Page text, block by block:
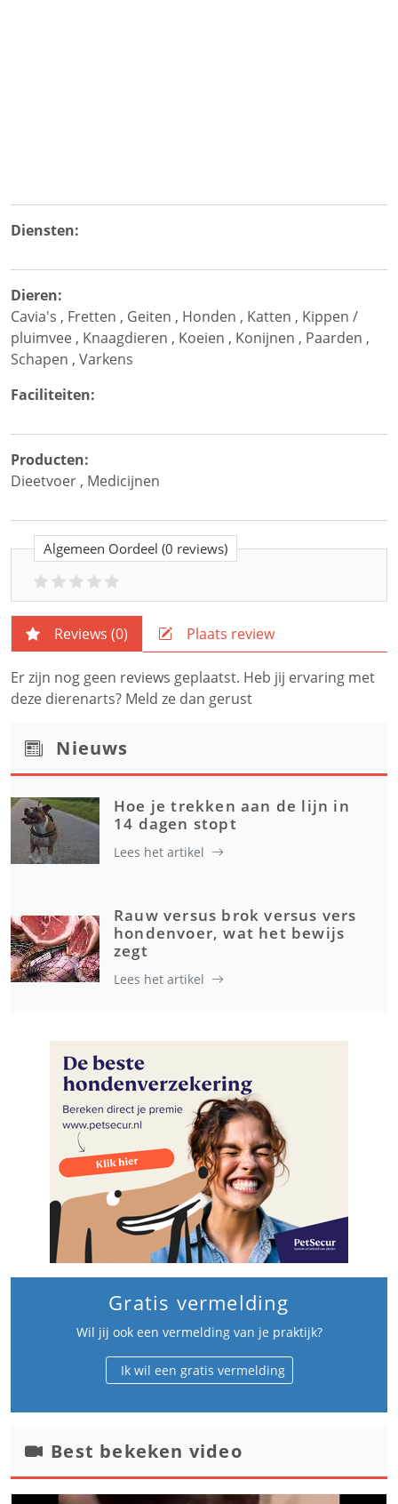
Diensten:
Dieren:
Cavia's , Fretten , Geiten , Honden , Katten , Kippen /
pluimvee , Knaagdieren , Koeien , Konijnen , Paarden ,
Schapen , Varkens
Faciliteiten:
Producten:
Dieetvoer , Medicijnen
Algemeen Oordeel (0 reviews)
Reviews (0) Plaats review
Er zijn nog geen reviews geplaatst. Heb jij ervaring met
deze dierenarts? Meld ze dan gerust
Nieuws
Hoe je trekken aan de lijn in
14 dagen stopt
Lees het artikel
Rauw versus brok versus vers
hondenvoer, wat het bewijs
zegt
Lees het artikel
Gratis vermelding
Wil jij ook een vermelding van je praktijk?
Ik wil een gratis vermelding
Best bekeken video